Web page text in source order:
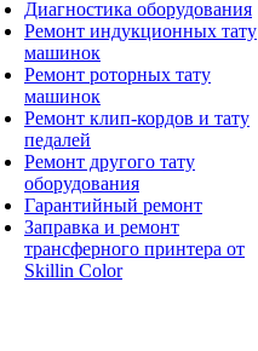
Диагностика оборудования
Ремонт индукционных тату
машинок
Ремонт роторных тату
машинок
Ремонт клип-кордов и тату
педалей
Ремонт другого тату
оборудования
Гарантийный ремонт
Заправка и ремонт
трансферного принтера от
Skillin Color